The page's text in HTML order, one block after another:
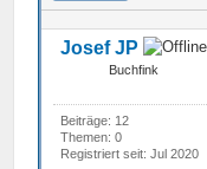
Josef JP
Buchfink
Beiträge: 12
Themen: 0
Registriert seit: Jul 2020